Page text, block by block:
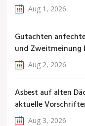
Aug 1, 2026
Gutachten
und Zweitmeinung
Aug 2, 2026
Asbest auf alten
aktuelle
Aug 3, 2026